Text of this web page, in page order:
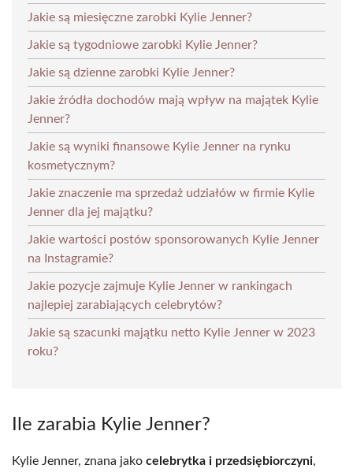
Jakie są miesięczne zarobki Kylie Jenner?
Jakie są tygodniowe zarobki Kylie Jenner?
Jakie są dzienne zarobki Kylie Jenner?
Jakie źródła dochodów mają wpływ na majątek Kylie
Jenner?
Jakie są wyniki finansowe Kylie Jenner na rynku
kosmetycznym?
Jakie znaczenie ma sprzedaż udziałów w firmie Kylie
Jenner dla jej majątku?
Jakie wartości postów sponsorowanych Kylie Jenner
na Instagramie?
Jakie pozycje zajmuje Kylie Jenner w rankingach
najlepiej zarabiających celebrytów?
Jakie są szacunki majątku netto Kylie Jenner w 2023
roku?
Ile zarabia Kylie Jenner?
Kylie Jenner, znana jako celebrytka i przedsiębiorczyni,